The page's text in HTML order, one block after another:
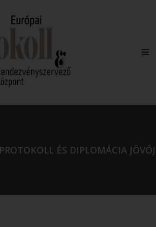
ÉS DIPLOMÁCIA